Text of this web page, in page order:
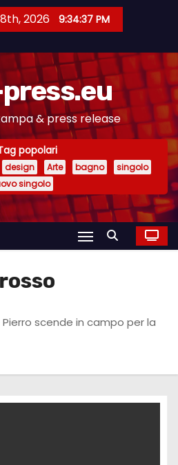
2026 9:34:38 PM
& press release
popolari
design Arte bagno
singolo
singolo
scende in campo per la